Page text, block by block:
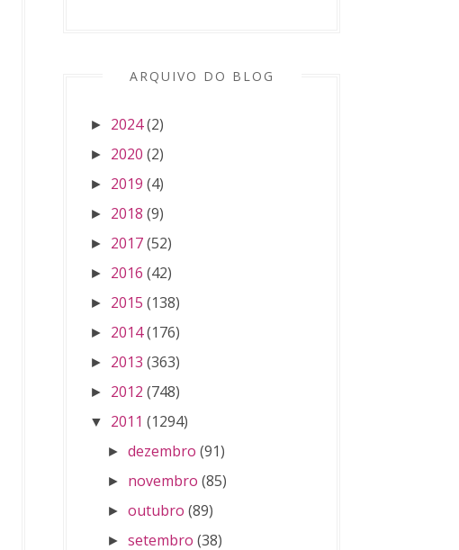
ARQUIVO DO BLOG
► 2024(2)
► 2020 (2)
► 2019 (4)
► 2018 (9)
► 2017(52)
► 2016 (42)
► 2015 (138)
► 2014(176)
► 2013 (363)
► 2012 (748)
▼ 2011 (1294)
►dezembro (91)
► novembro (85)
►outubro (89)
►setembro (38)